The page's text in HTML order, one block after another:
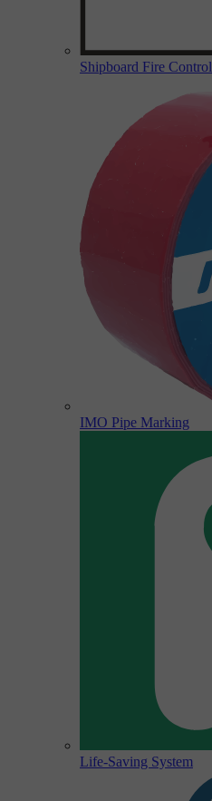
Shipboard Fire Control
IMO Pipe Marking
Life-Saving System